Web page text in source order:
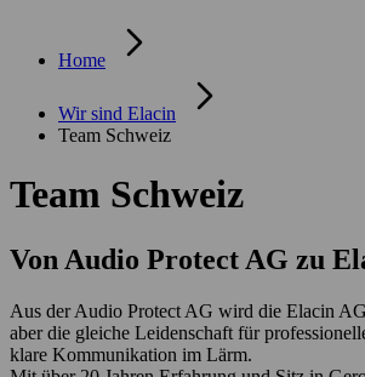
Home
Wir sind Elacin
Team Schweiz
Team Schweiz
Von Audio Protect AG zu
Aus der Audio Protect AG wird die Elacin
aber die gleiche Leidenschaft für
klare Kommunikation im Lärm.